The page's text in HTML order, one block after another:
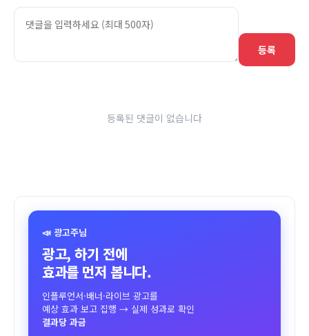
등록
등록된 댓글이 없습니다
📣 광고주님
광고, 하기 전에
효과를 먼저 봅니다.
인플루언서·배너·라이브 광고를
예상 효과 보고 집행 → 실제 성과로 확인
결과당 과금